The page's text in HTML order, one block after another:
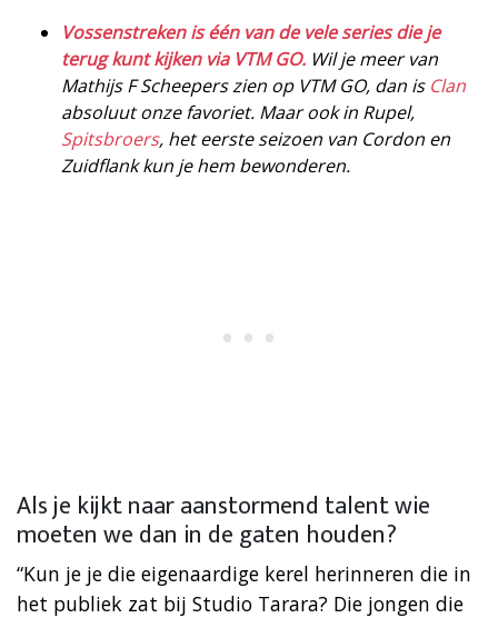
Vossenstreken is één van de vele series die je
terug kunt kijken via VTM GO. Wil je meer van
Mathijs F Scheepers zien op VTM GO, dan is Clan
absoluut onze favoriet. Maar ook in Rupel,
Spitsbroers, het eerste seizoen van Cordon en
Zuidflank kun je hem bewonderen.
Als je kijkt naar aanstormend talent wie
moeten we dan in de gaten houden?
“Kun je je die eigenaardige kerel herinneren die in
het publiek zat bij Studio Tarara? Die jongen die